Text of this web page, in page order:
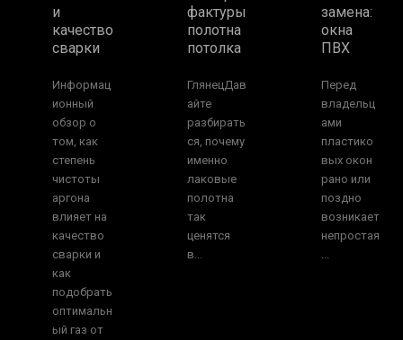
и
качество
сварки
Информац
ионный
обзор о
том, как
степень
чистоты
аргона
влияет на
качество
сварки и
как
подобрать
оптимальн
ый газ от
фактуры
полотна
потолка
ГлянецДав
айте
разбирать
ся, почему
именно
лаковые
полотна
так
ценятся
в...
замена:
окна
ПВХ
Перед
владельц
ами
пластико
вых окон
рано или
поздно
возникает
непростая